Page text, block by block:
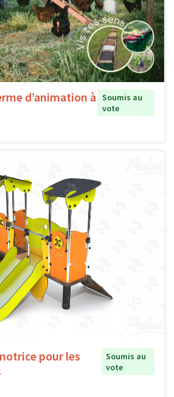
d’animation à
Soumis au
vote
pour les
Soumis au
vote